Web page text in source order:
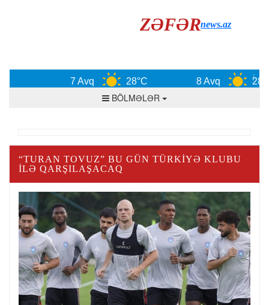
ZƏFƏRnews.az
7 Avq 28°C 8 Avq 28°C
BÖLMƏLƏR
“TURAN TOVUZ” BU GÜN TÜRKIYƏ KLUBU
ILƏ QARŞILAŞACAQ